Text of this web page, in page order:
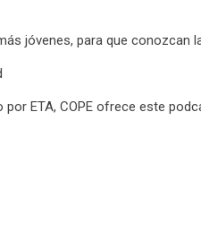
jóvenes, para que conozcan
ETA, COPE ofrece este